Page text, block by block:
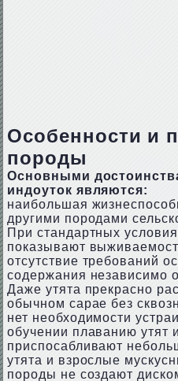
Особенности и
породы
Основными
индоуток являются:
наибольшая
другими породами
При стандартных
показывают
отсутствие требований
содержания независимо
Даже утята прекрасно
обычном сарае без
нет необходимости
обучении плаванию утят
приспосабливают
утята и взрослые
породы не создают